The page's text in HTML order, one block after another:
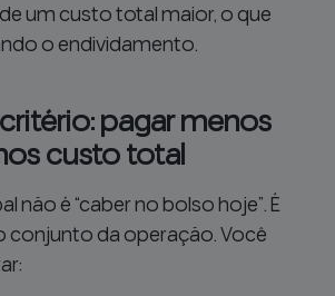
um custo total maior, o que
o endividamento.
pagar menos
custo total
não é “caber no bolso hoje”. É
conjunto da operação. Você